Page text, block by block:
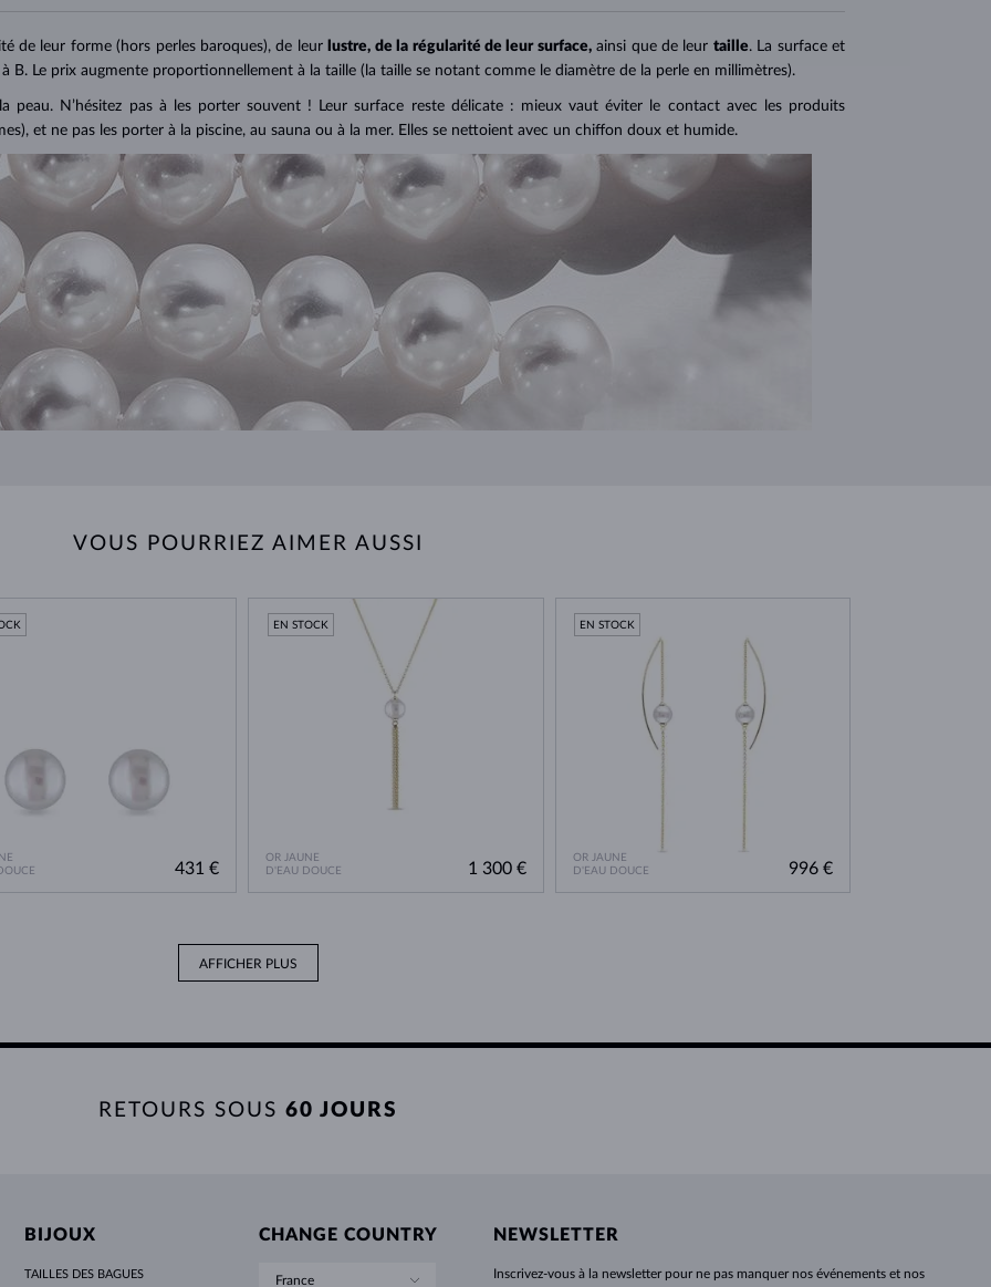
de leur forme (hors perles baroques), de leur lustre, de la régularité de leur surface, ainsi que de leur taille. La surface et
B. Le prix augmente proportionnellement à la taille (la taille se notant comme le diamètre de la perle en millimètres).
peau. N’hésitez pas à les porter souvent ! Leur surface reste délicate : mieux vaut éviter le contact avec les produits
et ne pas les porter à la piscine, au sauna ou à la mer. Elles se nettoient avec un chiffon doux et humide.
VOUS POURRIEZ AIMER AUSSI
431 €
OR JAUNE
D'EAU DOUCE
EN STOCK
1 300 €
OR JAUNE
D'EAU DOUCE
EN STOCK
996 €
AFFICHER PLUS
RETOURS SOUS 60 JOURS
BIJOUX
TAILLES DES BAGUES
CHANGE COUNTRY
France
NEWSLETTER
Inscrivez-vous àla newsletter pour ne pas manquer nos événements et nos